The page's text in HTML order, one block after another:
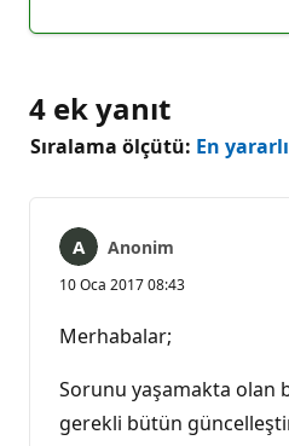
4 ek yanıt
Sıralama ölçütü: En yararlı
Anonim
10 Oca 2017 08:43
Merhabalar;
Sorunu yaşamakta olan
gerekli bütün